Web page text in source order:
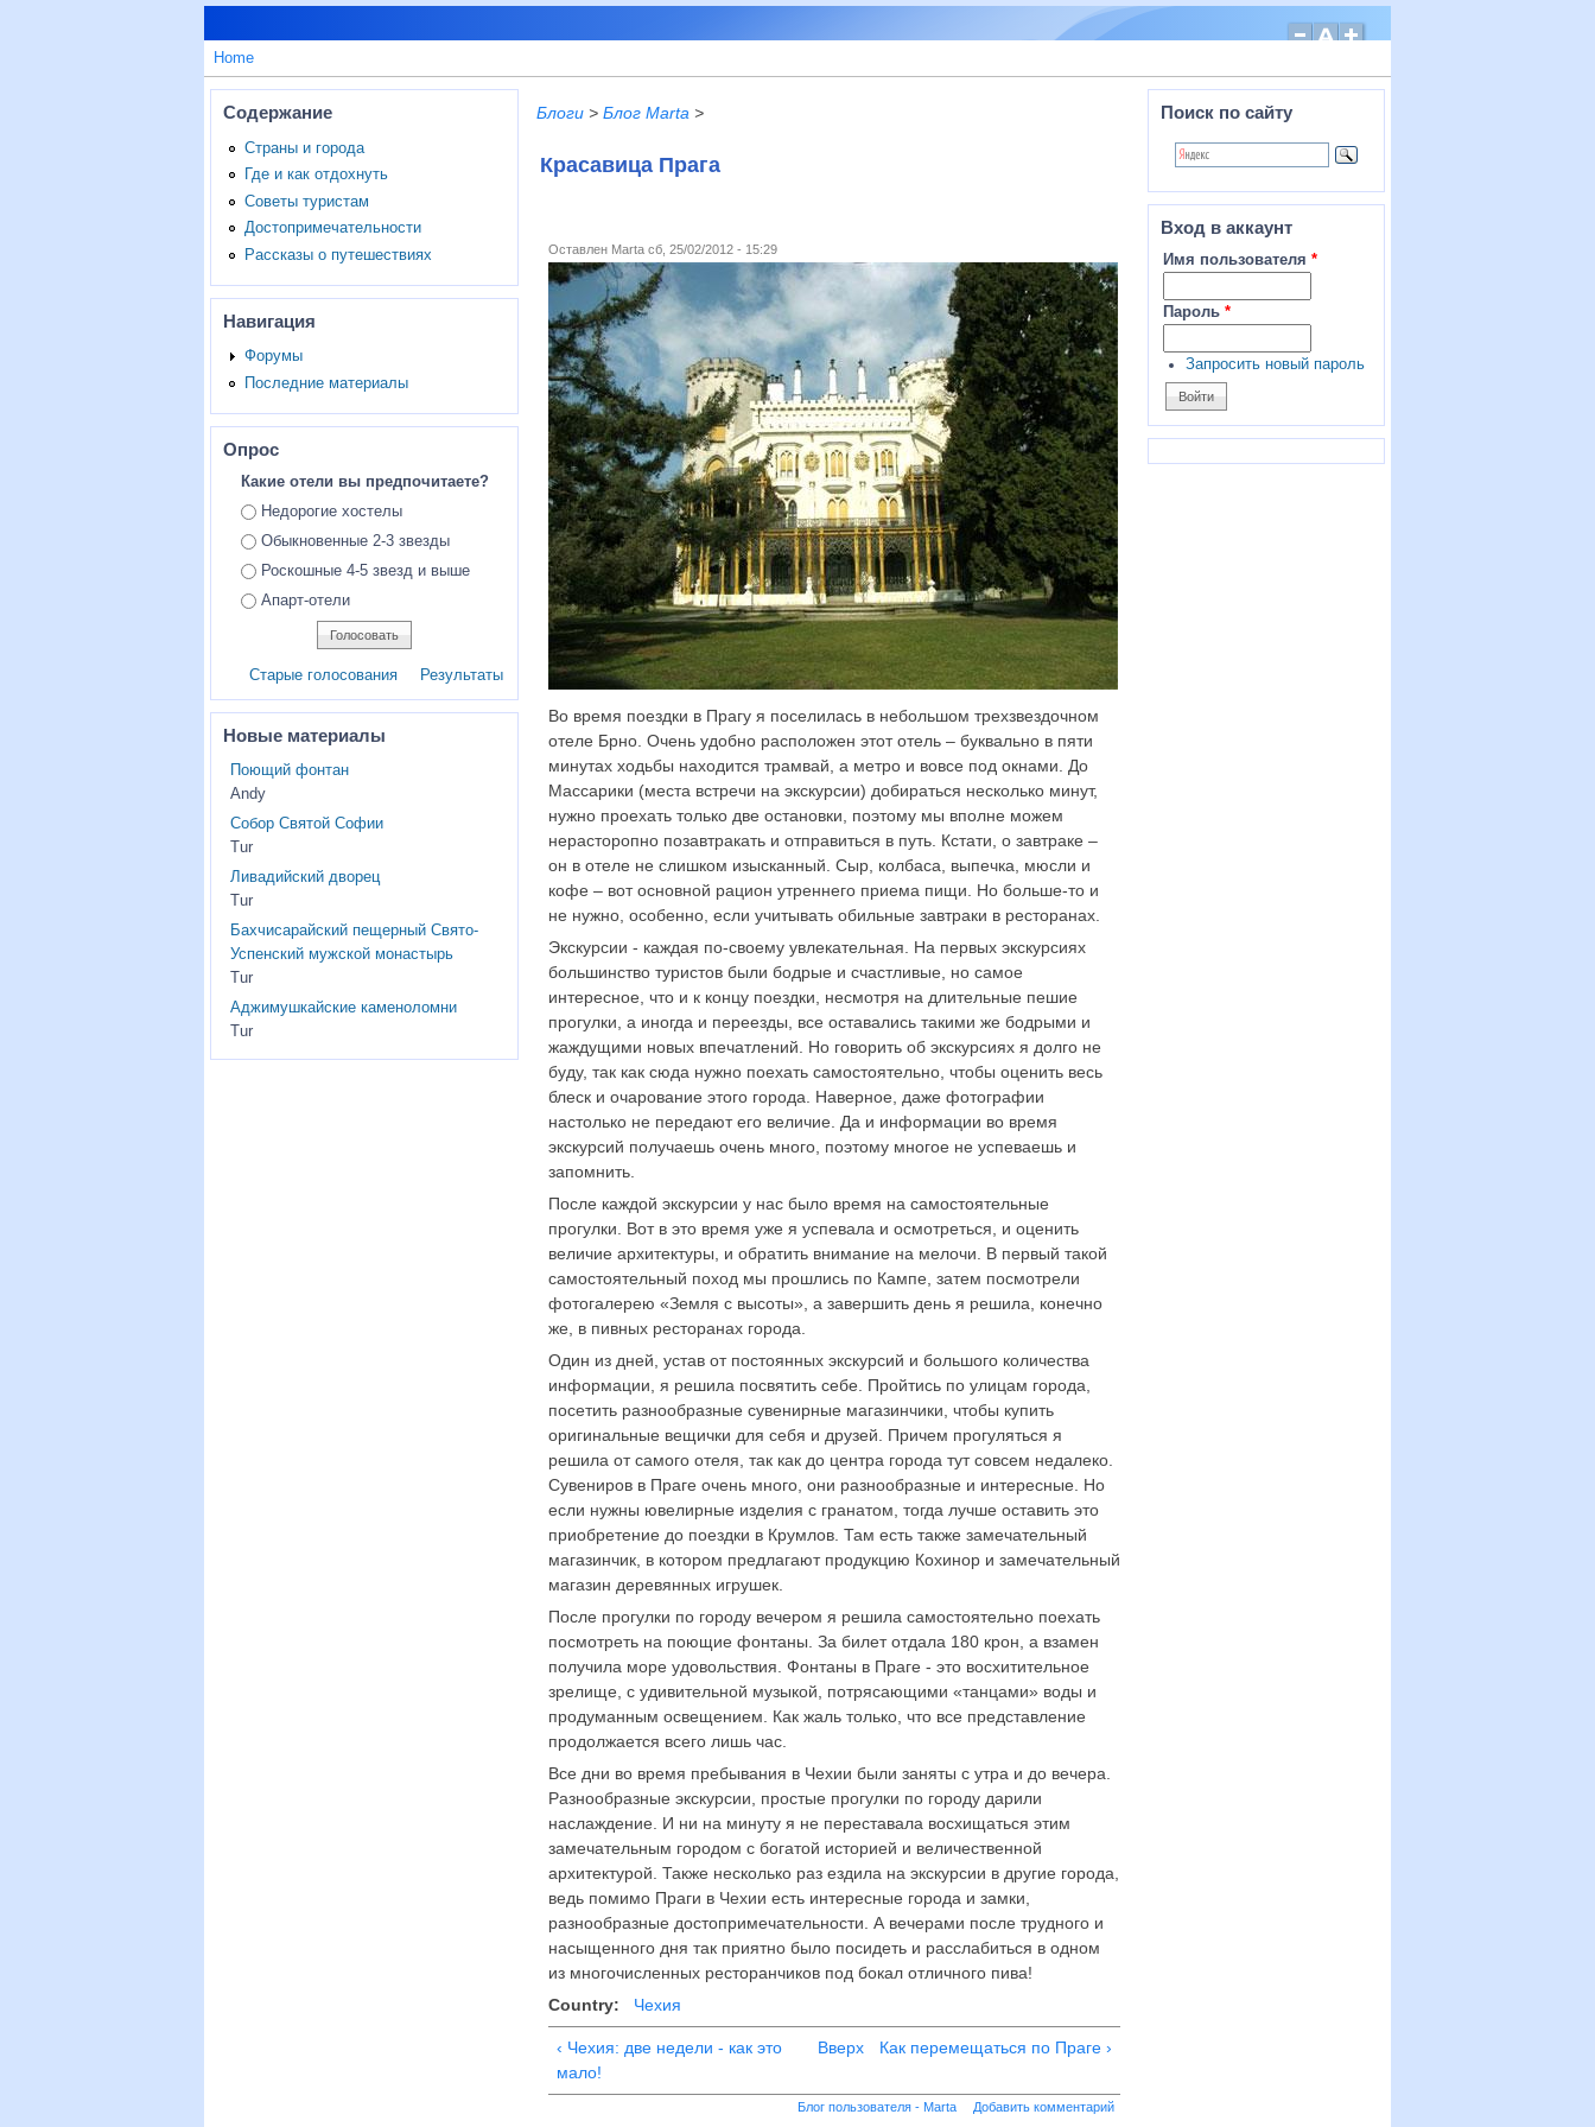
Home
Блоги > Блог Marta >
Красавица Прага
Оставлен Marta сб, 25/02/2012 - 15:29
Во время поездки в Прагу я поселилась в небольшом трехзвездочном
отеле Брно. Очень удобно расположен этот отель – буквально в пяти
минутах ходьбы находится трамвай, а метро и вовсе под окнами. До
Массарики (места встречи на экскурсии) добираться несколько минут,
нужно проехать только две остановки, поэтому мы вполне можем
нерасторопно позавтракать и отправиться в путь. Кстати, о завтраке –
он в отеле не слишком изысканный. Сыр, колбаса, выпечка, мюсли и
кофе – вот основной рацион утреннего приема пищи. Но больше-то и
не нужно, особенно, если учитывать обильные завтраки в ресторанах.
Экскурсии - каждая по-своему увлекательная. На первых экскурсиях
большинство туристов были бодрые и счастливые, но самое
интересное, что и к концу поездки, несмотря на длительные пешие
прогулки, а иногда и переезды, все оставались такими же бодрыми и
жаждущими новых впечатлений. Но говорить об экскурсиях я долго не
буду, так как сюда нужно поехать самостоятельно, чтобы оценить весь
блеск и очарование этого города. Наверное, даже фотографии
настолько не передают его величие. Да и информации во время
экскурсий получаешь очень много, поэтому многое не успеваешь и
запомнить.
После каждой экскурсии у нас было время на самостоятельные
прогулки. Вот в это время уже я успевала и осмотреться, и оценить
величие архитектуры, и обратить внимание на мелочи. В первый такой
самостоятельный поход мы прошлись по Кампе, затем посмотрели
фотогалерею «Земля с высоты», а завершить день я решила, конечно
же, в пивных ресторанах города.
Один из дней, устав от постоянных экскурсий и большого количества
информации, я решила посвятить себе. Пройтись по улицам города,
посетить разнообразные сувенирные магазинчики, чтобы купить
оригинальные вещички для себя и друзей. Причем прогуляться я
решила от самого отеля, так как до центра города тут совсем недалеко.
Сувениров в Праге очень много, они разнообразные и интересные. Но
если нужны ювелирные изделия с гранатом, тогда лучше оставить это
приобретение до поездки в Крумлов. Там есть также замечательный
магазинчик, в котором предлагают продукцию Кохинор и замечательный
магазин деревянных игрушек.
После прогулки по городу вечером я решила самостоятельно поехать
посмотреть на поющие фонтаны. За билет отдала 180 крон, а взамен
получила море удовольствия. Фонтаны в Праге - это восхитительное
зрелище, с удивительной музыкой, потрясающими «танцами» воды и
продуманным освещением. Как жаль только, что все представление
продолжается всего лишь час.
Все дни во время пребывания в Чехии были заняты с утра и до вечера.
Разнообразные экскурсии, простые прогулки по городу дарили
наслаждение. И ни на минуту я не переставала восхищаться этим
замечательным городом с богатой историей и величественной
архитектурой. Также несколько раз ездила на экскурсии в другие города,
ведь помимо Праги в Чехии есть интересные города и замки,
разнообразные достопримечательности. А вечерами после трудного и
насыщенного дня так приятно было посидеть и расслабиться в одном
из многочисленных ресторанчиков под бокал отличного пива!
Country:
Чехия
‹ Чехия: две недели - как это
мало!
Вверх Как перемещаться по Праге ›
Блог пользователя - Marta Добавить комментарий
Содержание
Страны и города
Где и как отдохнуть
Советы туристам
Достопримечательности
Рассказы о путешествиях
Навигация
Форумы
Последние материалы
Опрос
Какие отели вы предпочитаете?
Ответы
Недорогие хостелы
Обыкновенные 2-3 звезды
Роскошные 4-5 звезд и выше
Апарт-отели
Старые голосования Результаты
Новые материалы
Поющий фонтан
Andy
Собор Святой Софии
Tur
Ливадийский дворец
Tur
Бахчисарайский пещерный Свято-
Успенский мужской монастырь
Tur
Аджимушкайские каменоломни
Tur
Поиск по сайту
Вход в аккаунт
Имя пользователя *
Пароль *
Запросить новый пароль